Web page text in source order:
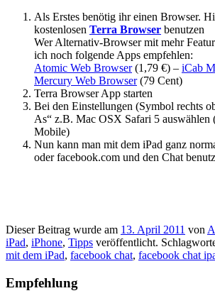
Als Erstes benötig ihr einen Browser.
kostenlosen Terra Browser benutzen
Wer Alternativ-Browser mit mehr
ich noch folgende Apps empfehlen:
Atomic Web Browser(1,79 €) – iCab
Mercury Web Browser(79 Cent)
Terra Browser App starten
Bei den Einstellungen (Symbol rechts
As“ z.B. Mac OSX Safari 5 auswählen
Mobile)
Nun kann man mit dem iPad ganz
oder facebook.com und den Chat
Dieser Beitrag wurde am 13. April 2011 von
iPad, iPhone, Tipps veröffentlicht.
mit dem iPad, facebook chat, facebook chat
Empfehlung